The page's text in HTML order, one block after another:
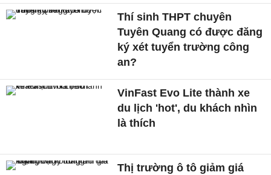
Thí sinh THPT chuyên
Tuyên Quang có được đăng
ký xét tuyển trường công
an?
VinFast Evo Lite thành xe
du lịch 'hot', du khách nhìn
là thích
Thị trường ô tô giảm giá